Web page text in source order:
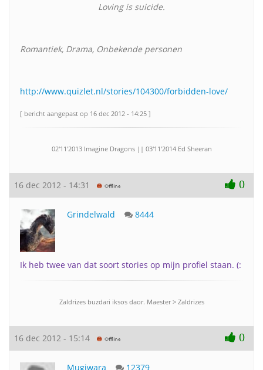
Loving is suicide.
Romantiek, Drama, Onbekende personen
http://www.quizlet.nl/stories/104300/forbidden-love/
[ bericht aangepast op 16 dec 2012 - 14:25 ]
02'11'2013 Imagine Dragons || 03'11'2014 Ed Sheeran
16 dec 2012 - 14:31 0
Grindelwald 8444
Ik heb twee van dat soort stories op mijn profiel staan. (:
Zaldrizes buzdari iksos daor. Maester > Zaldrizes
16 dec 2012 - 15:14 0
Mugiwara 12379